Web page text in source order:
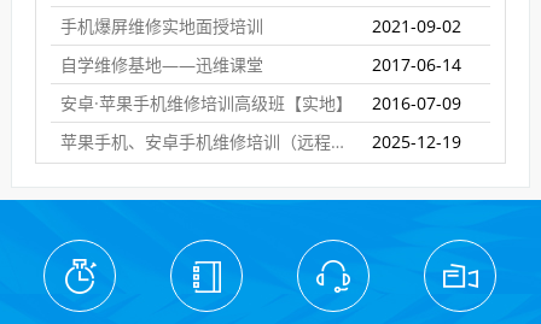
手机爆屏维修实地面授培训
2021-09-02
自学维修基地——迅维课堂
2017-06-14
安卓·苹果手机维修培训高级班【实地】
2016-07-09
苹果手机、安卓手机维修培训（远程网络班）
2025-12-19